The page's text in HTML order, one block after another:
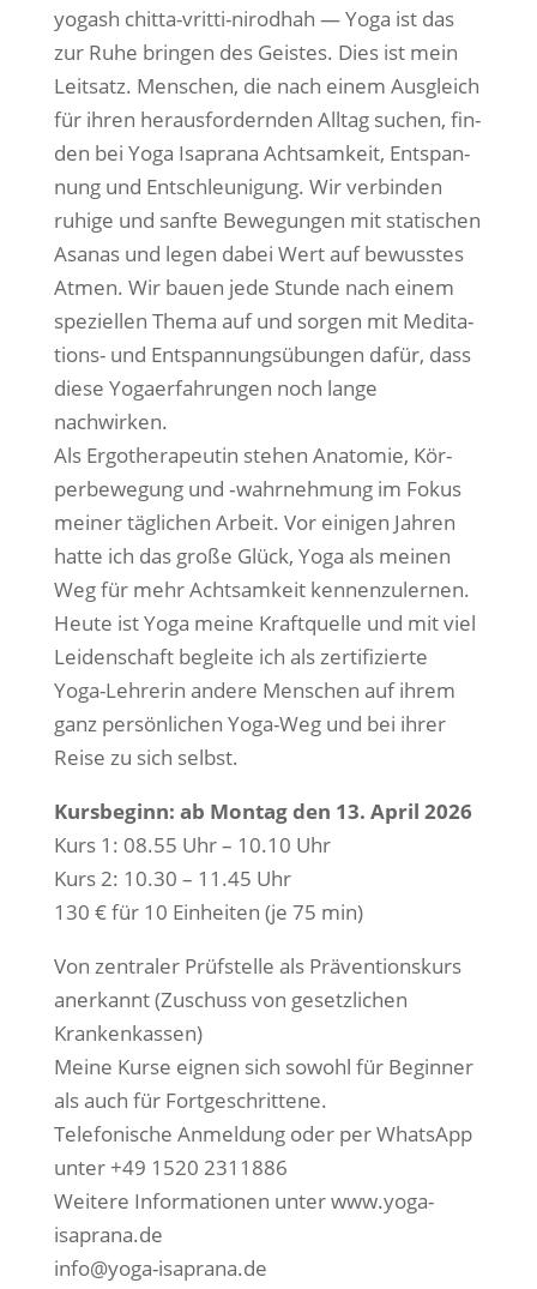
yoga­sh chit­ta-vrit­ti-nirod­hah — Yoga ist das
zur Ruhe brin­gen des Geis­tes. Dies ist mein
Leit­satz. Men­schen, die nach einem Aus­gleich
für ihren her­aus­for­dern­den All­tag suchen, fin­
den bei Yoga Isa­pra­na Acht­sam­keit, Ent­span­
nung und Ent­schleu­ni­gung. Wir ver­bin­den
ruhi­ge und sanf­te Bewe­gun­gen mit sta­ti­schen
Asa­nas und legen dabei Wert auf bewuss­tes
Atmen. Wir bau­en jede Stun­de nach einem
spe­zi­el­len The­ma auf und sor­gen mit Medi­ta­
ti­ons- und Ent­span­nungs­übun­gen dafür, dass
die­se Yoga­er­fah­run­gen noch lan­ge
nachwirken.
Als Ergo­the­ra­peu­tin ste­hen Ana­to­mie, Kör­
per­be­we­gung und ‑wahr­neh­mung im Fokus
mei­ner täg­li­chen Arbeit. Vor eini­gen Jah­ren
hat­te ich das gro­ße Glück, Yoga als mei­nen
Weg für mehr Acht­sam­keit ken­nen­zu­ler­nen.
Heu­te ist Yoga mei­ne Kraft­quel­le und mit viel
Lei­den­schaft beglei­te ich als zer­ti­fi­zier­te
Yoga-Leh­re­rin ande­re Men­schen auf ihrem
ganz per­sön­li­chen Yoga-Weg und bei ihrer
Rei­se zu sich selbst.
Kurs­be­ginn: ab Mon­tag den 13. April 2026
Kurs 1: 08.55 Uhr – 10.10 Uhr
Kurs 2: 10.30 – 11.45 Uhr
130 € für 10 Ein­hei­ten (je 75 min)
Von zen­tra­ler Prüf­stel­le als Prä­ven­ti­ons­kurs
aner­kannt (Zuschuss von gesetz­li­chen
Krankenkassen)
Mei­ne Kur­se eig­nen sich sowohl für Beg­in­ner
als auch für Fortgeschrittene.
Tele­fo­ni­sche Anmel­dung oder per Whats­App
unter +49 1520 2311886
Wei­te­re Infor­ma­tio­nen unter www.yoga-
isaprana.de
info@yoga-isaprana.de